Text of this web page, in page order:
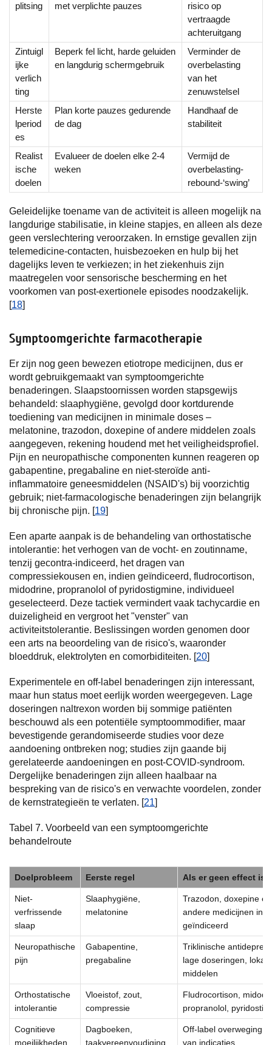
plitsing
met verplichte pauzes
risico op
vertraagde
achteruitgang
Zintuigl
ijke
verlich
ting
Beperk fel licht, harde geluiden
en langdurig schermgebruik
Verminder de
overbelasting
van het
zenuwstelsel
Herste
lperiod
es
Plan korte pauzes gedurende
de dag
Handhaaf de
stabiliteit
Realist
ische
doelen
Evalueer de doelen elke 2-4
weken
Vermijd de
overbelasting-
rebound-‘swing’
Geleidelijke toename van de activiteit is alleen mogelijk na
langdurige stabilisatie, in kleine stapjes, en alleen als deze
geen verslechtering veroorzaken. In ernstige gevallen zijn
telemedicine-contacten, huisbezoeken en hulp bij het
dagelijks leven te verkiezen; in het ziekenhuis zijn
maatregelen voor sensorische bescherming en het
voorkomen van post-exertionele episodes noodzakelijk.
[18]
Symptoomgerichte farmacotherapie
Er zijn nog geen bewezen etiotrope medicijnen, dus er
wordt gebruikgemaakt van symptoomgerichte
benaderingen. Slaapstoornissen worden stapsgewijs
behandeld: slaaphygiëne, gevolgd door kortdurende
toediening van medicijnen in minimale doses –
melatonine, trazodon, doxepine of andere middelen zoals
aangegeven, rekening houdend met het veiligheidsprofiel.
Pijn en neuropathische componenten kunnen reageren op
gabapentine, pregabaline en niet-steroïde anti-
inflammatoire geneesmiddelen (NSAID's) bij voorzichtig
gebruik; niet-farmacologische benaderingen zijn belangrijk
bij chronische pijn. [19]
Een aparte aanpak is de behandeling van orthostatische
intolerantie: het verhogen van de vocht- en zoutinname,
tenzij gecontra-indiceerd, het dragen van
compressiekousen en, indien geïndiceerd, fludrocortison,
midodrine, propranolol of pyridostigmine, individueel
geselecteerd. Deze tactiek vermindert vaak tachycardie en
duizeligheid en vergroot het "venster" van
activiteitstolerantie. Beslissingen worden genomen door
een arts na beoordeling van de risico's, waaronder
bloeddruk, elektrolyten en comorbiditeiten. [20]
Experimentele en off-label benaderingen zijn interessant,
maar hun status moet eerlijk worden weergegeven. Lage
doseringen naltrexon worden bij sommige patiënten
beschouwd als een potentiële symptoommodifier, maar
bevestigende gerandomiseerde studies voor deze
aandoening ontbreken nog; studies zijn gaande bij
gerelateerde aandoeningen en post-COVID-syndroom.
Dergelijke benaderingen zijn alleen haalbaar na
bespreking van de risico's en verwachte voordelen, zonder
de kernstrategieën te verlaten. [21]
Tabel 7. Voorbeeld van een symptoomgerichte
behandelroute
Doelprobleem Eerste regel Als er geen effect is
Niet-
verfrissende
slaap
Slaaphygiëne,
melatonine
Trazodon, doxepine en
andere medicijnen
geïndiceerd
Neuropathische
pijn
Gabapentine,
pregabaline
Triklinische
lage doseringen, lokale
middelen
Orthostatische
intolerantie
Vloeistof, zout,
compressie
Fludrocortison,
propranolol,
Cognitieve
moeilijkheden
Dagboeken,
taakvereenvoudiging,
Off-label overweging
van indicaties